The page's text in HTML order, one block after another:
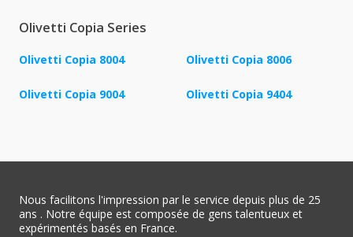
Olivetti Copia Series
Olivetti Copia 8004 Olivetti Copia 8006
Olivetti Copia 9004 Olivetti Copia 9404
Nous facilitons l'impression par le service depuis plus de 25
ans . Notre équipe est composée de gens talentueux et
expérimentés basés en France.